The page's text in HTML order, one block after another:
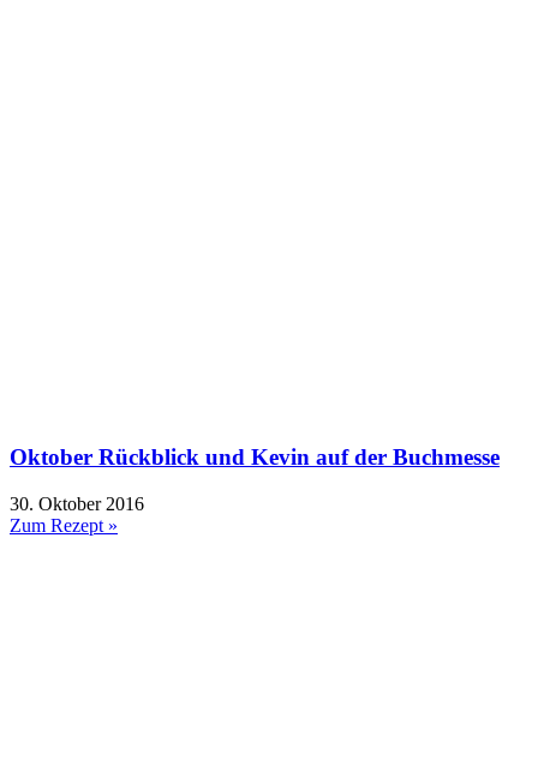
Oktober Rückblick und Kevin auf der Buchmesse
30. Oktober 2016
Zum Rezept »